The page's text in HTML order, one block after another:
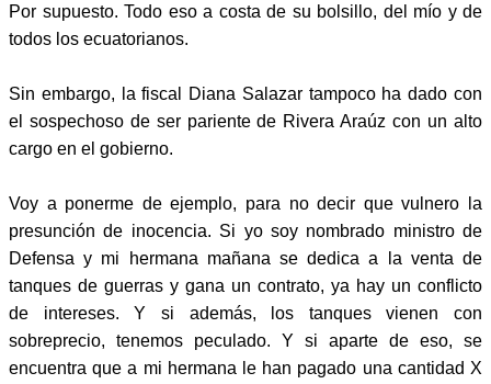
Por supuesto. Todo eso a costa de su bolsillo, del mío y de
todos los ecuatorianos.
Sin embargo, la fiscal Diana Salazar tampoco ha dado con
el sospechoso de ser pariente de Rivera Araúz con un alto
cargo en el gobierno.
Voy a ponerme de ejemplo, para no decir que vulnero la
presunción de inocencia. Si yo soy nombrado ministro de
Defensa y mi hermana mañana se dedica a la venta de
tanques de guerras y gana un contrato, ya hay un conflicto
de intereses. Y si además, los tanques vienen con
sobreprecio, tenemos peculado. Y si aparte de eso, se
encuentra que a mi hermana le han pagado una cantidad X